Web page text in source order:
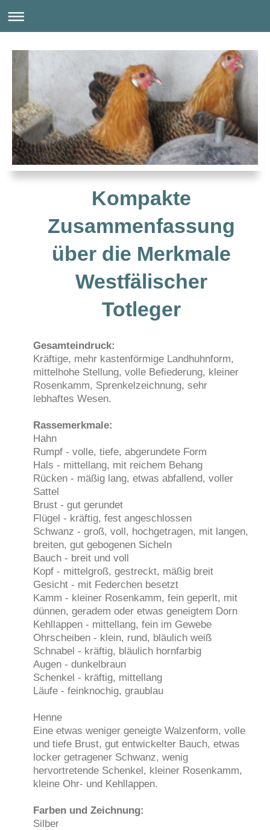
Kompakte
Zusammenfassung
über die Merkmale
Westfälischer
Totleger
Gesamteindruck:
Kräftige, mehr kastenförmige Landhuhnform,
mittelhohe Stellung, volle Befiederung, kleiner
Rosenkamm, Sprenkelzeichnung, sehr
lebhaftes Wesen.
Rassemerkmale:
Hahn
Rumpf - volle, tiefe, abgerundete Form
Hals - mittellang, mit reichem Behang
Rücken - mäßig lang, etwas abfallend, voller
Sattel
Brust - gut gerundet
Flügel - kräftig, fest angeschlossen
Schwanz - groß, voll, hochgetragen, mit langen,
breiten, gut gebogenen Sicheln
Bauch - breit und voll
Kopf - mittelgroß, gestreckt, mäßig breit
Gesicht - mit Federchen besetzt
Kamm - kleiner Rosenkamm, fein geperlt, mit
dünnen, geradem oder etwas geneigtem Dorn
Kehllappen - mittellang, fein im Gewebe
Ohrscheiben - klein, rund, bläulich weiß
Schnabel - kräftig, bläulich hornfarbig
Augen - dunkelbraun
Schenkel - kräftig, mittellang
Läufe - feinknochig, graublau
Henne
Eine etwas weniger geneigte Walzenform, volle
und tiefe Brust, gut entwickelter Bauch, etwas
locker getragener Schwanz, wenig
hervortretende Schenkel, kleiner Rosenkamm,
kleine Ohr- und Kehllappen.
Farben und Zeichnung:
Silber